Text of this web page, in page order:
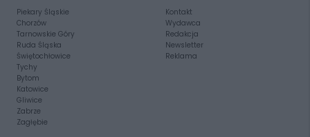
Piekary Śląskie
Chorzów
Tarnowskie Góry
Ruda Śląska
Świętochłowice
Tychy
Bytom
Katowice
Gliwice
Zabrze
Zagłębie
Kontakt
Wydawca
Redakcja
Newsletter
Reklama